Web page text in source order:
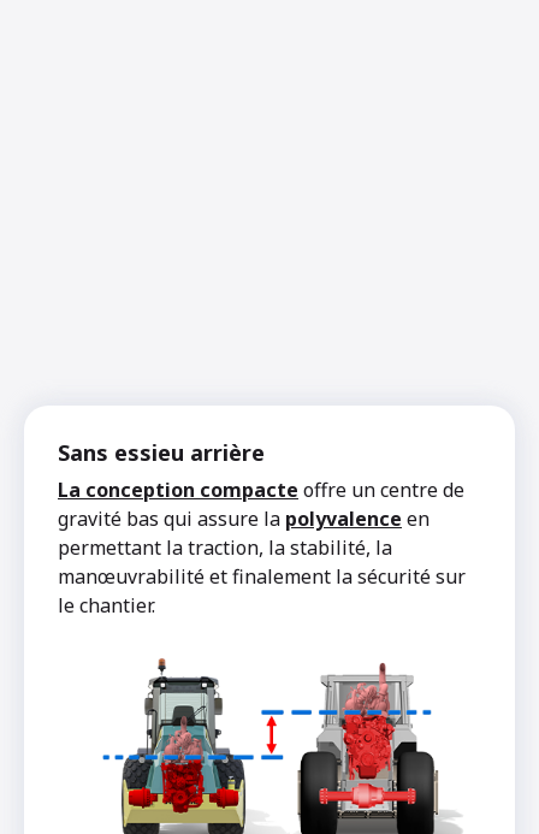
Sans essieu arrière
La conception compacte offre un centre de
gravité bas qui assure la polyvalence en
permettant la traction, la stabilité, la
manœuvrabilité et finalement la sécurité sur
le chantier.